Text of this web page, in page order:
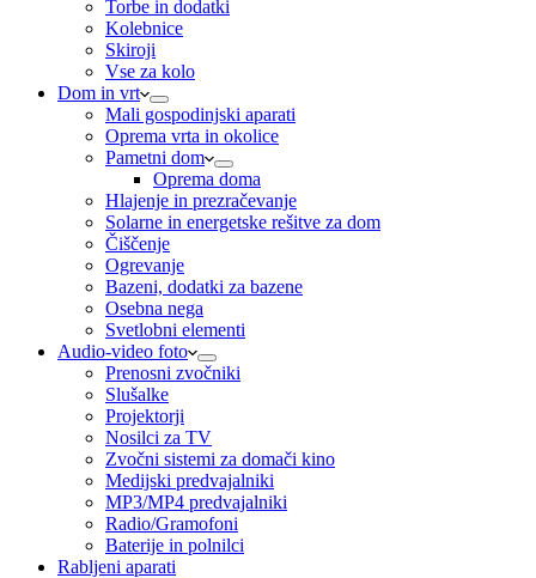
Torbe in dodatki
Kolebnice
Skiroji
Vse za kolo
Dom in vrt
Mali gospodinjski aparati
Oprema vrta in okolice
Pametni dom
Oprema doma
Hlajenje in prezračevanje
Solarne in energetske rešitve za dom
Čiščenje
Ogrevanje
Bazeni, dodatki za bazene
Osebna nega
Svetlobni elementi
Audio-video foto
Prenosni zvočniki
Slušalke
Projektorji
Nosilci za TV
Zvočni sistemi za domači kino
Medijski predvajalniki
MP3/MP4 predvajalniki
Radio/Gramofoni
Baterije in polnilci
Rabljeni aparati